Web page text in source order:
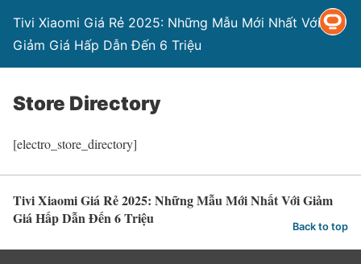
Tivi Xiaomi Giá Rẻ 2025: Những Mẫu Mới Nhất Với
Giảm Giá Hấp Dẫn Đến 6 Triệu
Store Directory
[electro_store_directory]
Tivi Xiaomi Giá Rẻ 2025: Những Mẫu Mới Nhất Với Giảm
Giá Hấp Dẫn Đến 6 Triệu
Back to top